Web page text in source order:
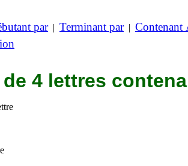
par| Terminant par| Contenant
4 lettres